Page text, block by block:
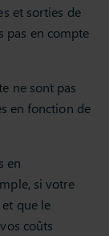
et sorties de
pas en compte
ne sont pas
en fonction de
en
si votre
que le
coûts